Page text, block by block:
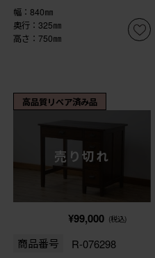
幅：840㎜
奥行：325㎜
高さ：750㎜
高品質リペア済み品
売り切れ
¥99,000 (税込)
商品番号 R-076298